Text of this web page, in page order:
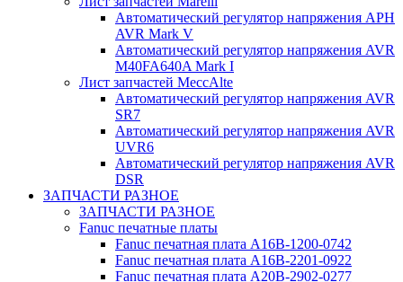
Автоматический регулятор напряжения АРН
AVR Mark V
Автоматический регулятор напряжения AVR
M40FA640A Mark I
Лист запчастей MeccAlte
Автоматический регулятор напряжения AVR
SR7
Автоматический регулятор напряжения AVR
UVR6
Автоматический регулятор напряжения AVR
DSR
ЗАПЧАСТИ РАЗНОЕ
ЗАПЧАСТИ РАЗНОЕ
Fanuc печатные платы
Fanuc печатная плата A16B-1200-0742
Fanuc печатная плата A16B-2201-0922
Fanuc печатная плата A20B-2902-0277